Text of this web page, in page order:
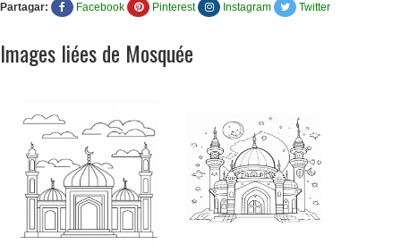
Partagar: Facebook Pinterest Instagram Twitter
Images liées de Mosquée